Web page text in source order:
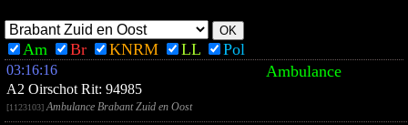
Am Br KNRM LL Pol
03:16:16 Ambulance
A2 Oirschot Rit: 94985
[1123103]Ambulance Brabant Zuid en Oost